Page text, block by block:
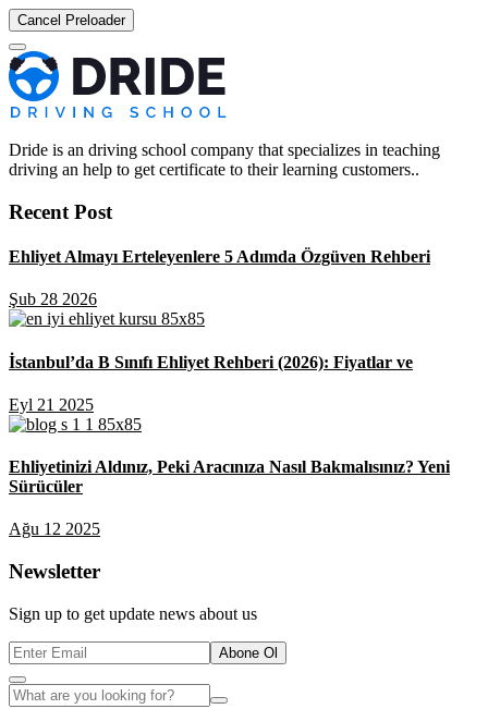
Cancel Preloader
Dride is an driving school company that specializes in teaching
driving an help to get certificate to their learning customers..
Recent Post
Ehliyet Almayı Erteleyenlere 5 Adımda Özgüven Rehberi
Şub 28 2026
İstanbul’da B Sınıfı Ehliyet Rehberi (2026): Fiyatlar ve
Eyl 21 2025
Ehliyetinizi Aldınız, Peki Aracınıza Nasıl Bakmalısınız? Yeni
Sürücüler
Ağu 12 2025
Newsletter
Sign up to get update news about us
Abone Ol